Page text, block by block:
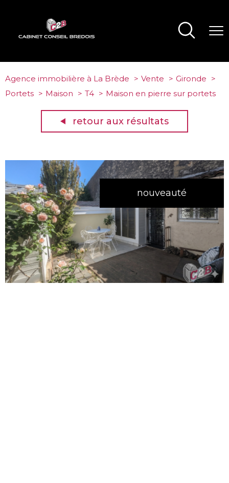
Agence immobilière à La Brède Vente
Gironde
Portets
Maison T4 Maison en pierre sur portets
retour aux résultats
nouveauté